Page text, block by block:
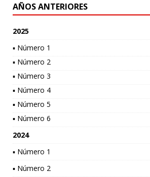
AÑOS ANTERIORES
2025
▪ Número 1
▪ Número 2
▪ Número 3
▪ Número 4
▪ Número 5
▪ Número 6
2024
▪ Número 1
▪ Número 2